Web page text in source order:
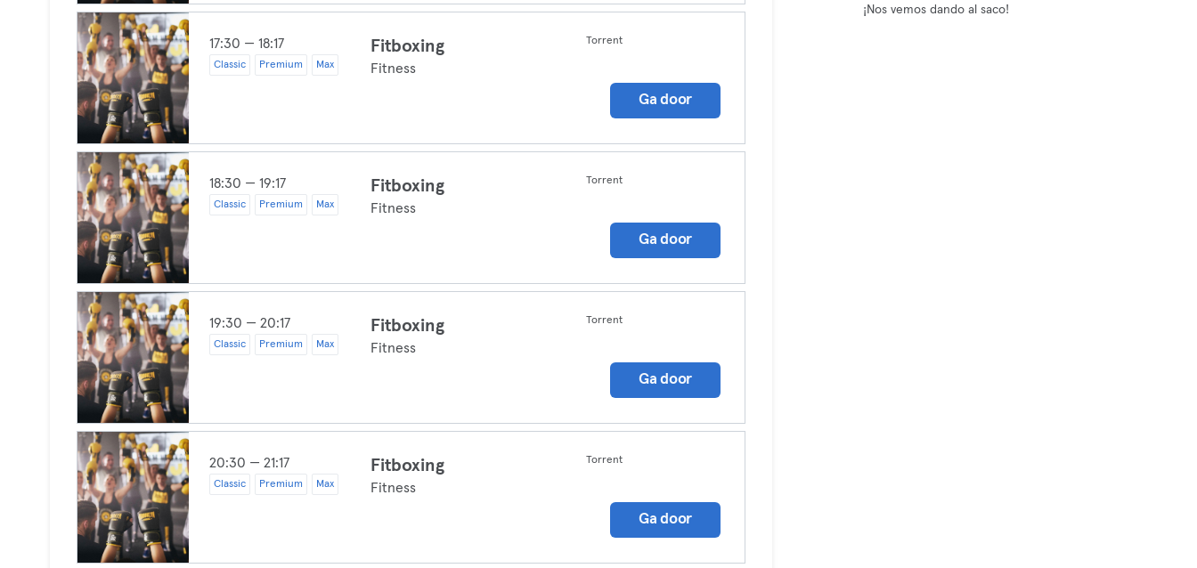
17:30 — 18:17
Classic Premium Max
Fitboxing
Fitness
Torrent
Ga door
18:30 — 19:17
Classic Premium Max
Fitboxing
Fitness
Torrent
Ga door
19:30 — 20:17
Classic Premium Max
Fitboxing
Fitness
Torrent
Ga door
20:30 — 21:17
Classic Premium Max
Fitboxing
Fitness
Torrent
Ga door
¡Nos vemos dando al saco!